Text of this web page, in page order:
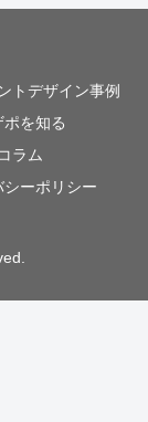
トデザイン事例
ポを知る
コラム
シーポリシー